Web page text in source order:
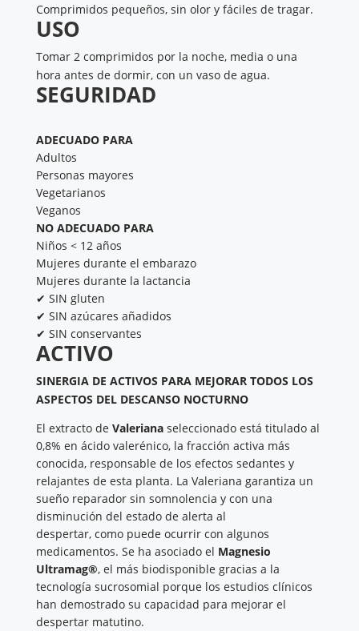
Comprimidos pequeños, sin olor y fáciles de tragar.
USO
​Tomar 2 comprimidos por la noche, media o una
hora antes de dormir, con un vaso de agua.
SEGURIDAD
​ADECUADO PARA
Adultos
Personas mayores
Vegetarianos
Veganos
NO ADECUADO PARA
Niños < 12 años
Mujeres durante el embarazo
Mujeres durante la lactancia
✔ SIN gluten
✔ SIN azúcares añadidos
✔ SIN conservantes
ACTIVO
​SINERGIA DE ACTIVOS PARA MEJORAR TODOS LOS
ASPECTOS DEL DESCANSO NOCTURNO
El extracto de Valeriana seleccionado está titulado al
0,8% en ácido valerénico, la fracción activa más
conocida, responsable de los efectos sedantes y
relajantes de esta planta. La Valeriana garantiza un
sueño reparador sin somnolencia y con una
disminución del estado de alerta al
despertar, como puede ocurrir con algunos
medicamentos. Se ha asociado el Magnesio
Ultramag®, el más biodisponible gracias a la
tecnología sucrosomial porque los estudios clínicos
han demostrado su capacidad para mejorar el
despertar matutino.